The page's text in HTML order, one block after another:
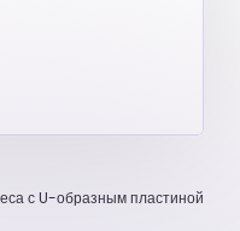
с U-образным пластиной